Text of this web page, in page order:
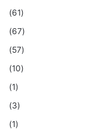
(61)
(67)
(57)
(10)
(1)
(3)
(1)